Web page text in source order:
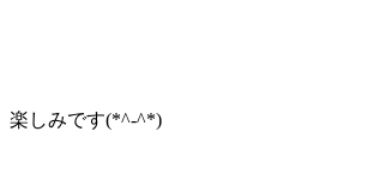
楽しみです(*^-^*)